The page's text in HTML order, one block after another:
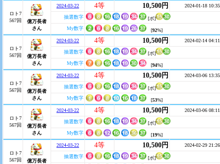
ロト7
567回
億万長者
さん
2024-03-22 4等 10,500円 2024-01-18 10:35
抽選数字
[ボ]
My数字
[92%]
ロト7
567回
億万長者
さん
2024-03-22 4等 10,500円 2024-02-14 04:11
抽選数字
[ボ]
My数字
[94%]
ロト7
567回
億万長者
さん
2024-03-22 4等 10,500円 2024-03-06 13:35
抽選数字
[ボ]
My数字
[53%]
ロト7
567回
億万長者
さん
2024-03-22 4等 10,500円 2024-03-06 08:11
抽選数字
[ボ]
My数字
[19%]
ロト7
567回
億万長者
2024-03-22 4等 10,500円 2024-02-29 21:26
抽選数字
[ボ]